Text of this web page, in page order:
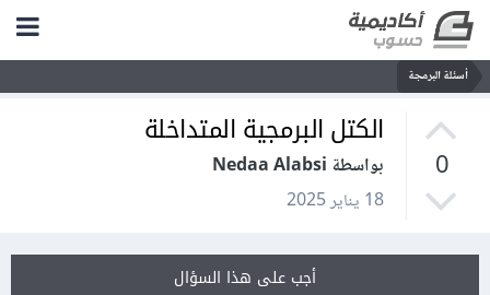
أسئلة البرمجة
0
الكتل البرمجية المتداخلة
بواسطة Nedaa Alabsi
18 يناير 2025
أجب على هذا السؤال